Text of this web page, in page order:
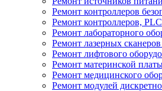
Ремонт контроллеров
Ремонт контроллеров, PLC
Ремонт лабораторного
Ремонт лазерных сканеров
Ремонт лифтового
Ремонт материнской
Ремонт медицинского
Ремонт модулей